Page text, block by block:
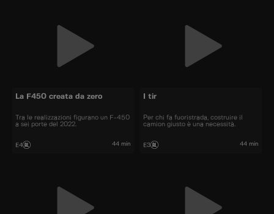
La F450 creata da zero
Tra le realizzazioni figurano un F-450
a sei porte del 2022.
E4 44 min
I tir
Per chi fa fuoristrada, costruire il
camion giusto è una necessità.
E3 44 min